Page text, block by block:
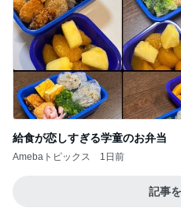
給食が恋しすぎる学童のお弁当
Amebaトピックス 1日前
記事
Amebaトピックス 1